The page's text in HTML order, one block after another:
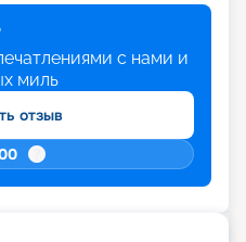
с нами и
миль
отзыв